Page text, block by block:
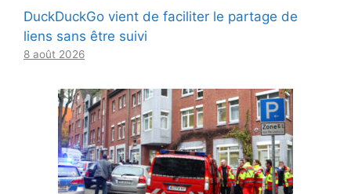
DuckDuckGo vient de faciliter le partage de
liens sans être suivi
8 août 2026